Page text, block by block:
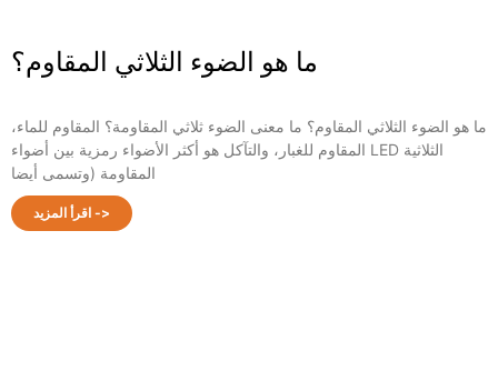
ما هو الضوء الثلاثي المقاوم؟
ما هو الضوء الثلاثي المقاوم؟ ما معنى الضوء ثلاثي المقاومة؟ المقاوم للماء،
المقاوم للغبار، والتآكل هو أكثر الأضواء رمزية بين أضواء LED الثلاثية
المقاومة (وتسمى أيضا
اقرأ المزيد ->